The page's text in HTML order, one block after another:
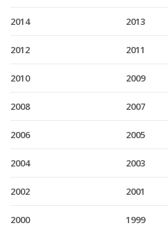
2014 2013
2012 2011
2010 2009
2008 2007
2006 2005
2004 2003
2002 2001
2000 1999